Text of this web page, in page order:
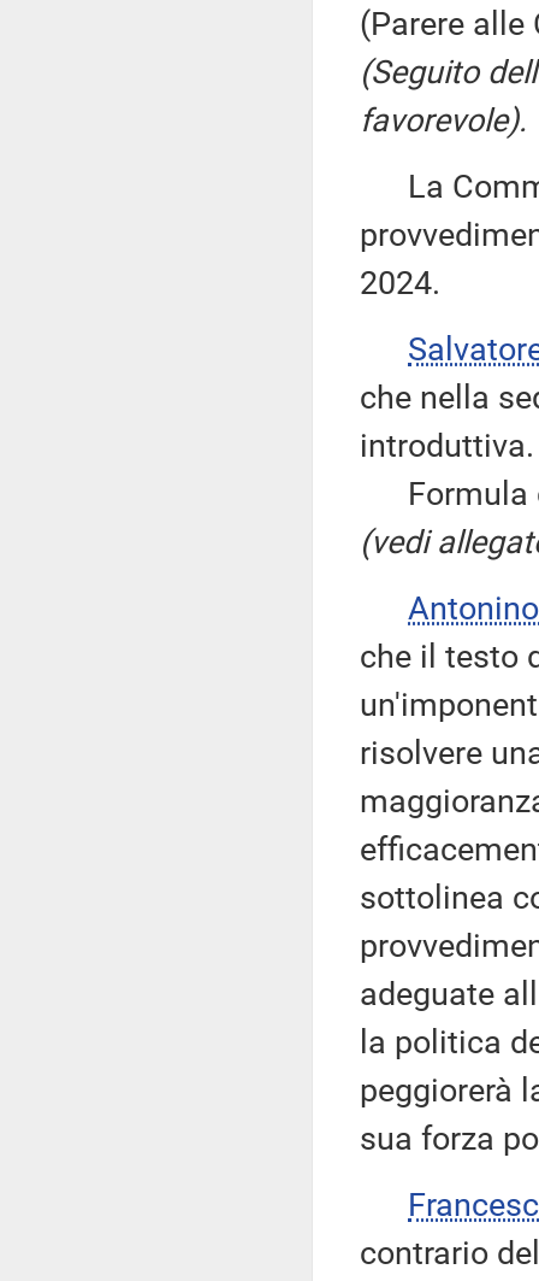
(Parere alle
(Seguito
favorevole).
La
2024.
che nella
introduttiva.
Formula
(vedi
che il testo
risolvere
sottolinea
adeguate
la politica
peggiorerà
sua forza
contrario